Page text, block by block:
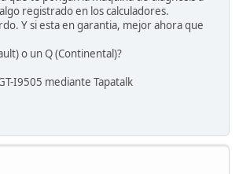
registrado en los calculadores.
Y si esta en garantia, mejor ahora que
o un Q (Continental)?
I9505 mediante Tapatalk